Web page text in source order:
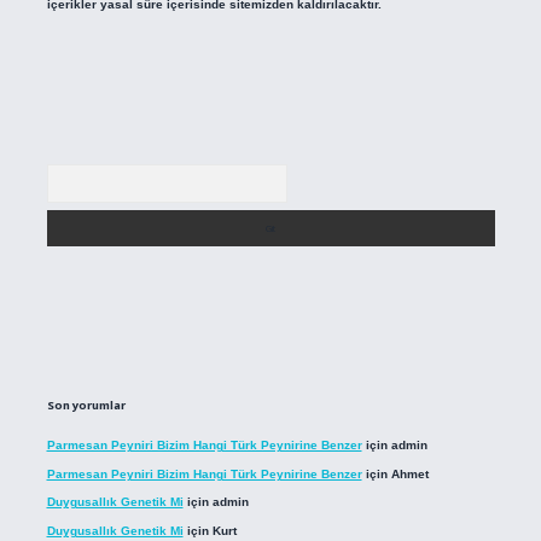
içerikler yasal süre içerisinde sitemizden kaldırılacaktır.
Son yorumlar
Parmesan Peyniri Bizim Hangi Türk Peynirine Benzeriçin admin
Parmesan Peyniri Bizim Hangi Türk Peynirine Benzeriçin Ahmet
Duygusallık Genetik Mi için admin
Duygusallık Genetik Mi için Kurt